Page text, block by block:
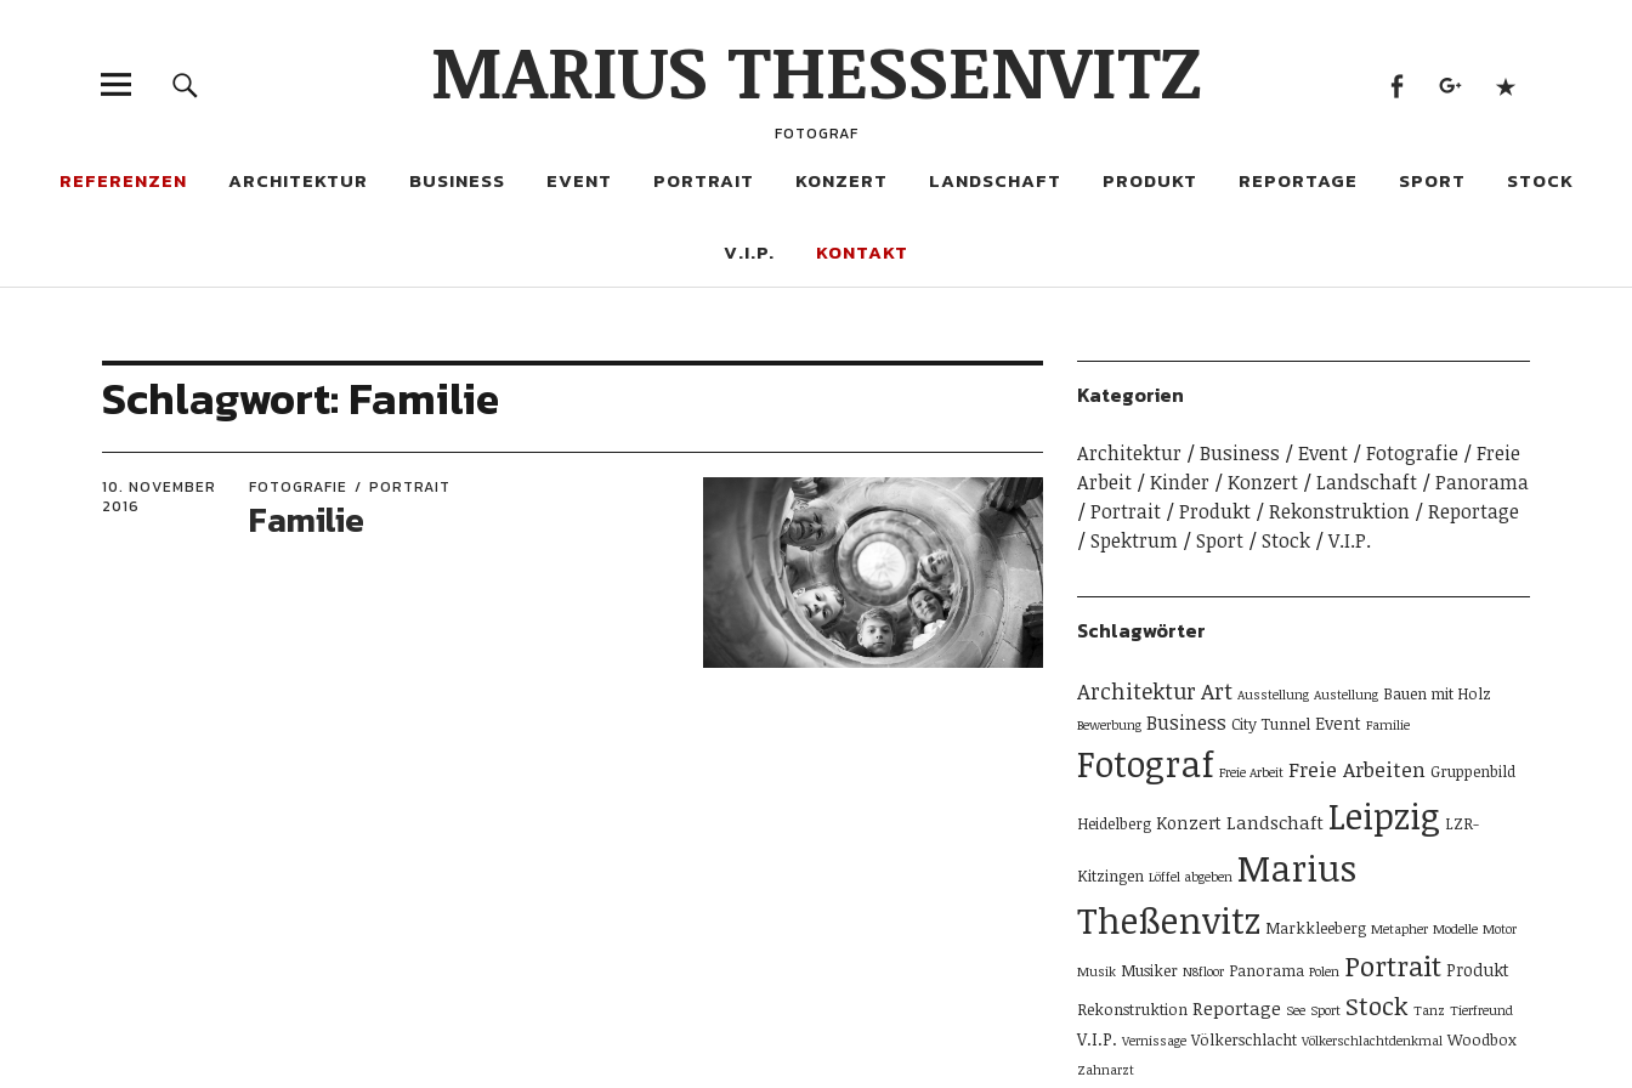
MARIUS THESSENVITZ
FOTOGRAF
REFERENZEN ARCHITEKTUR BUSINESS EVENT PORTRAIT KONZERT LANDSCHAFT PRODUKT REPORTAGE SPORT STOCK
V.I.P. KONTAKT
Schlagwort: Familie
10. NOVEMBER
2016
FOTOGRAFIE PORTRAIT
Familie
Kategorien
Architektur Business Event Fotografie
Freie
Arbeit
Kinder Konzert Landschaft
Panorama
Portrait
Produkt Rekonstruktion
Reportage
Spektrum
Sport Stock V.I.P.
Schlagwörter
Architektur Art Ausstellung Austellung Bauen mit Holz
Bewerbung Business City Tunnel Event Familie
Fotograf Freie Arbeit Freie Arbeiten Gruppenbild
Heidelberg Konzert Landschaft Leipzig LZR-
Kitzingen Löffel abgeben Marius
Theßenvitz Markkleeberg Metapher Modelle Motor
Musik Musiker N8floor Panorama Polen Portrait Produkt
Rekonstruktion Reportage See Sport Stock Tanz Tierfreund
V.I.P. Vernissage Völkerschlacht Völkerschlachtdenkmal Woodbox
Zahnarzt